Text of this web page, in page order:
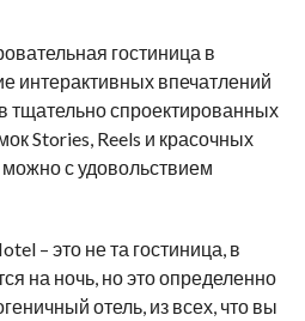
гостиница в
интерактивных впечатлений
тщательно спроектированных
Stories, Reels и красочных
с удовольствием
– это не та гостиница, в
на ночь, но это определенно
отель, из всех, что вы